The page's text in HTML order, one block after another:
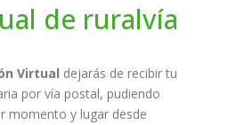
de ruralvía
Virtual dejarás de recibir tu
por vía postal, pudiendo
momento y lugar desde